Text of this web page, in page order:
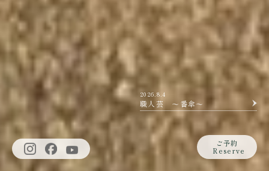
ご予約
Reserve
2026.8.6
オオルリの子育て
2026.8.4
職人芸 ～番傘～
2026.8.7
霧の向こうには